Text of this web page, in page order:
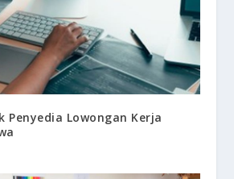
Penyedia Lowongan Kerja